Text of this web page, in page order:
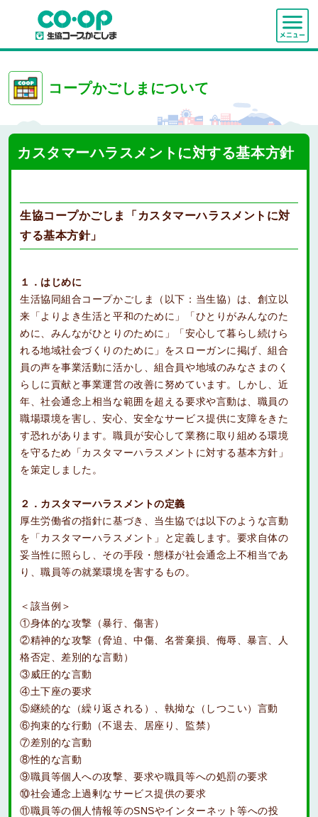
コープかごしまについて
カスタマーハラスメントに対する基本方針
生協コープかごしま「カスタマーハラスメントに対
する基本方針」
１．はじめに
生活協同組合コープかごしま（以下：当生協）は、創立以
来「よりよき生活と平和のために」「ひとりがみんなのた
めに、みんながひとりのために」「安心して暮らし続けら
れる地域社会づくりのために」をスローガンに掲げ、組合
員の声を事業活動に活かし、組合員や地域のみなさまのく
らしに貢献と事業運営の改善に努めています。しかし、近
年、社会通念上相当な範囲を超える要求や言動は、職員の
職場環境を害し、安心、安全なサービス提供に支障をきた
す恐れがあります。職員が安心して業務に取り組める環境
を守るため「カスタマーハラスメントに対する基本方針」
を策定しました。
２．カスタマーハラスメントの定義
厚生労働省の指針に基づき、当生協では以下のような言動
を「カスタマーハラスメント」と定義します。要求自体の
妥当性に照らし、その手段・態様が社会通念上不相当であ
り、職員等の就業環境を害するもの。
＜該当例＞
①身体的な攻撃（暴行、傷害）
②精神的な攻撃（脅迫、中傷、名誉棄損、侮辱、暴言、人
格否定、差別的な言動）
③威圧的な言動
④土下座の要求
⑤継続的な（繰り返される）、執拗な（しつこい）言動
⑥拘束的な行動（不退去、居座り、監禁）
⑦差別的な言動
⑧性的な言動
⑨職員等個人への攻撃、要求や職員等への処罰の要求
⑩社会通念上過剰なサービス提供の要求
⑪職員等の個人情報等のSNSやインターネット等への投